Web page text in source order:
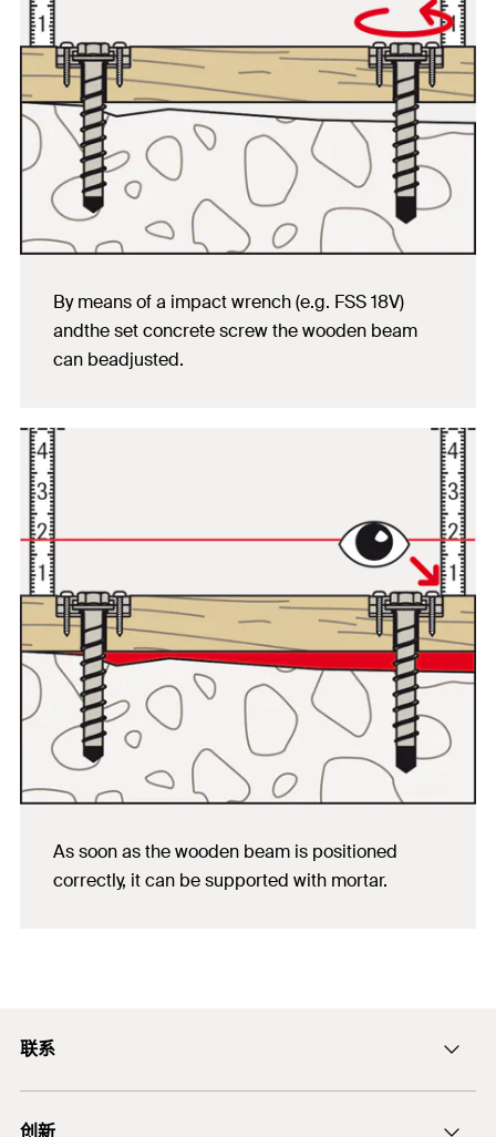
By means of a impact wrench (e.g. FSS 18V)
andthe set concrete screw the wooden beam
can beadjusted.
As soon as the wooden beam is positioned
correctly, it can be supported with mortar.
联系
创新